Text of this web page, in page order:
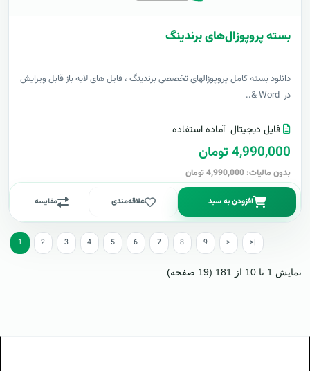
بسته پروپوزال‌های برندینگ
دانلود بسته کامل پروپوزالهای تخصصی برندینگ ، فایل های لایه باز قابل ویرایش
در Word &..
فایل دیجیتال آماده استفاده
4,990,000 تومان
بدون مالیات: 4,990,000 تومان
افزودن به سبد علاقه‌مندی مقایسه
1 2 3 4 5 6 7 8 9 > >|
نمایش 1 تا 10 از 181 (19 صفحه)